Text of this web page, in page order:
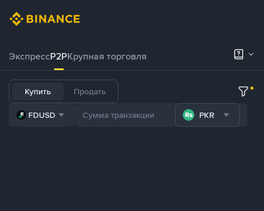
ЭкспрессP2PКрупная торговля
Купить Продать
FDUSD PKR